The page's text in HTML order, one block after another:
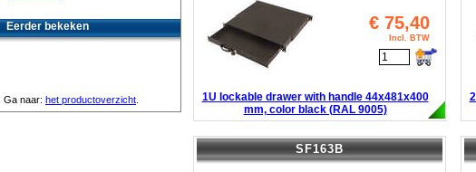
€ 75,40
Incl. BTW
1U lockable drawer with handle 44x481x400
mm, color black (RAL 9005)
SF163B
Eerder bekeken
Ga naar: het productoverzicht